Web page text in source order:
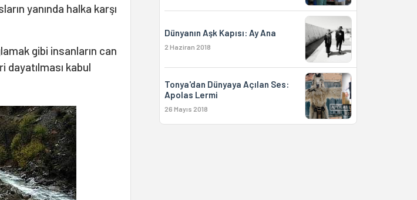
yanında halka karşı
gibi insanların can
kabul
Dünyanın Aşk Kapısı: Ay Ana
2 Haziran 2018
Tonya'dan Dünyaya Açılan Ses:
Apolas Lermi
26 Mayıs 2018